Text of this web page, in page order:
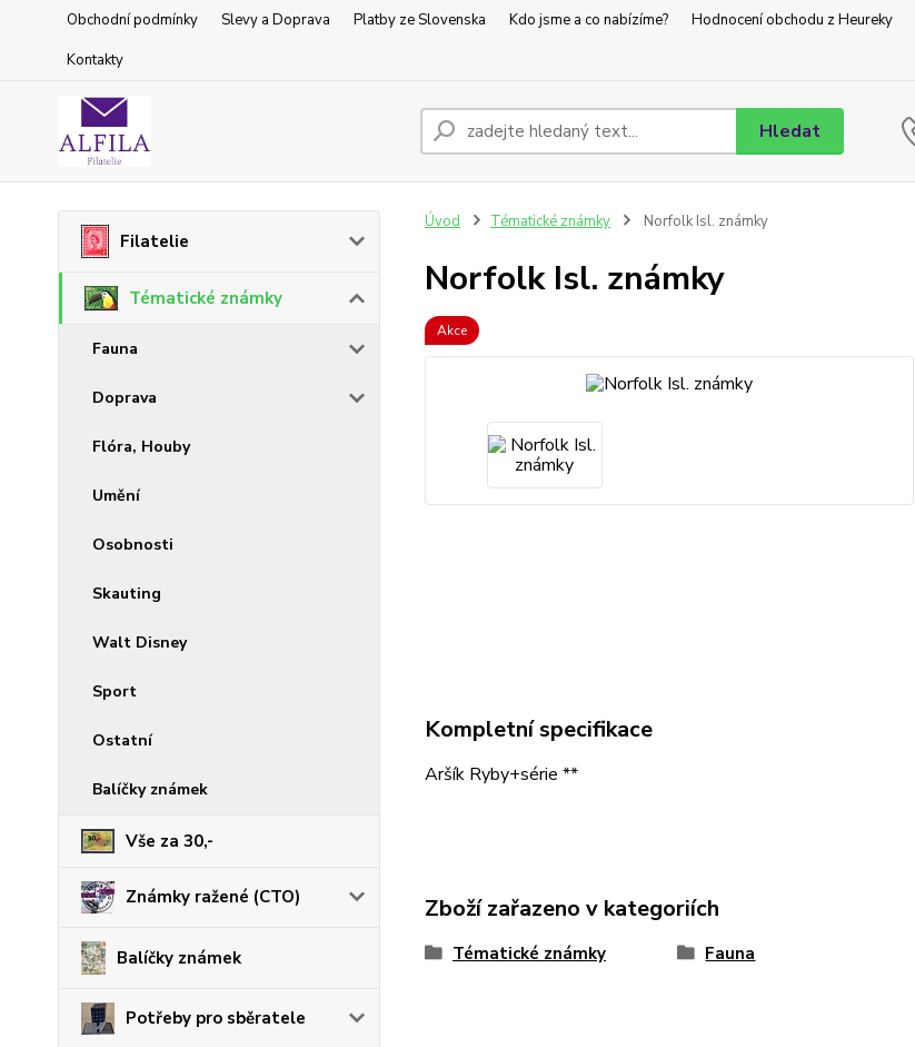
Obchodní podmínky Slevy a Doprava Platby ze Slovenska Kdo jsme a co nabízíme? Hodnocení obchodu z Heureky
Kontakty
Hledat
Filatelie
Tématické známky
Fauna
Doprava
Flóra, Houby
Umění
Osobnosti
Skauting
Walt Disney
Sport
Ostatní
Balíčky známek
Vše za 30,-
Známky ražené (CTO)
Balíčky známek
Potřeby pro sběratele
Úvod Tématické známky Norfolk Isl. známky
Norfolk Isl. známky
Akce
Kompletní specifikace
Aršík Ryby+série **
Zboží zařazeno v kategoriích
Tématické známky Fauna